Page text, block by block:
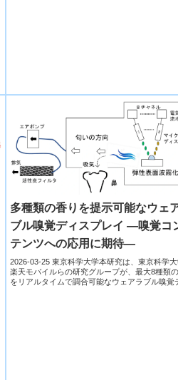
多種類の⾹りを提⽰可能なウェ
ブル嗅覚ディスプレイ ―嗅覚コ
テンツへの応⽤に期待―
2026-03-25 東京科学大学本研究は、東京科学大
楽天モバイルらの研究グループが、最大8種類
をリアルタイムで調合可能なウェアラブル嗅覚